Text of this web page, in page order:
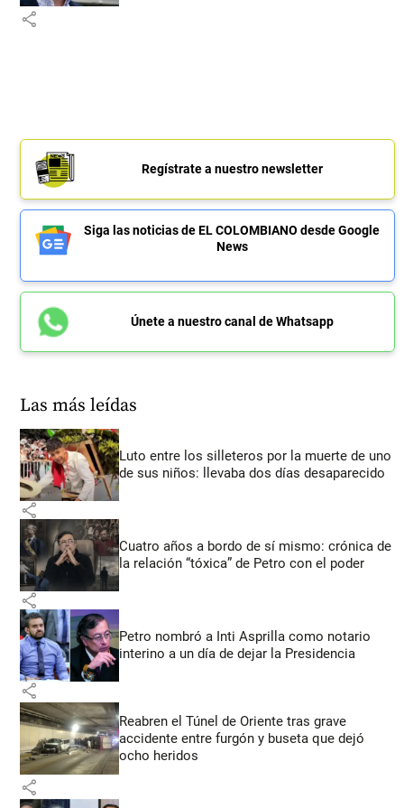
share
Regístrate a nuestro newsletter
Siga las noticias de EL COLOMBIANO desde Google
News
Únete a nuestro canal de Whatsapp
Las más leídas
Luto entre los silleteros por la muerte de uno
de sus niños: llevaba dos días desaparecido
share
Cuatro años a bordo de sí mismo: crónica de
la relación “tóxica” de Petro con el poder
share
Petro nombró a Inti Asprilla como notario
interino a un día de dejar la Presidencia
share
Reabren el Túnel de Oriente tras grave
accidente entre furgón y buseta que dejó
ocho heridos
share